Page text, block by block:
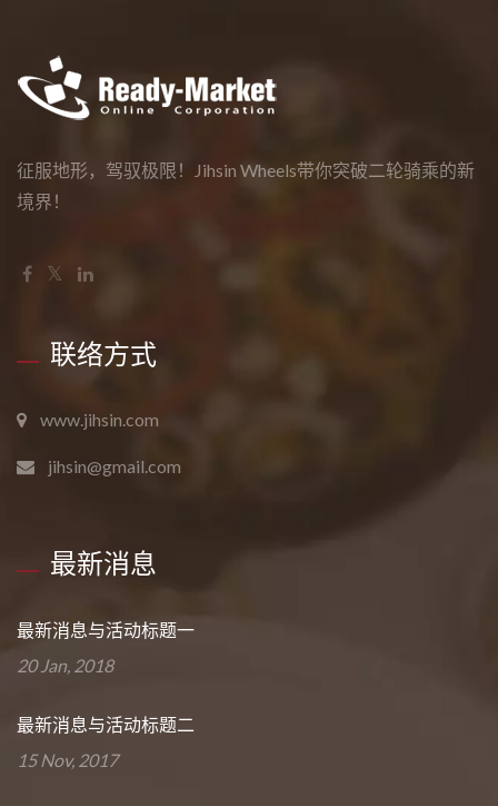
征服地形，驾驭极限！Jihsin Wheels带你突破二轮骑乘的新
境界！
联络方式
www.jihsin.com
jihsin@gmail.com
最新消息
最新消息与活动标题一
20 Jan, 2018
最新消息与活动标题二
15 Nov, 2017